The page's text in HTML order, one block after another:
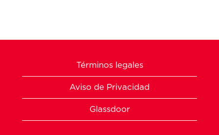
Términos legales
Aviso de Privacidad
Glassdoor